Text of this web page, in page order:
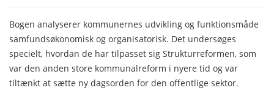
Bogen analyserer kommunernes udvikling og funktionsmåde
samfundsøkonomisk og organisatorisk. Det undersøges
specielt, hvordan de har tilpasset sig Strukturreformen, som
var den anden store kommunalreform i nyere tid og var
tiltænkt at sætte ny dagsorden for den offentlige sektor.